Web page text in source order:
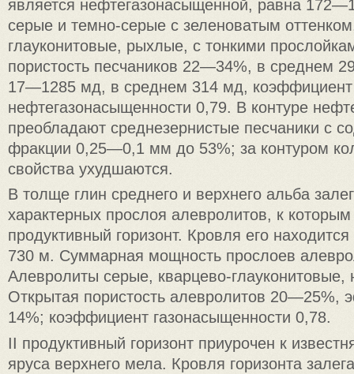
является нефтегазонасыщенной, равна
серые и темно-серые с зеленоватым
глауконитовые, рыхлые, с тонкими
пористость песчаников 22—34%, в среднем
17—1285 мд, в среднем 314 мд, коэффициент
нефтегазонасыщенности 0,79. В контуре
преобладают среднезернистые песчаники с
фракции 0,25—0,1 мм до 53%; за контуром
свойства ухудшаются.
В толще глин среднего и верхнего альба
характерных прослоя алевролитов, к
продуктивный горизонт. Кровля его
730 м. Суммарная мощность прослоев
Алевролиты серые, кварцево-глауконитовые,
Открытая пористость алевролитов 20—25%,
14%; коэффициент газонасыщенности 0,78.
II продуктивный горизонт приурочен к
яруса верхнего мела. Кровля горизонта